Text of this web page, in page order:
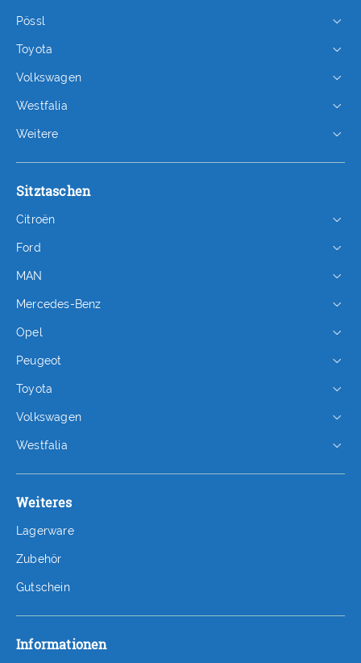
Pössl
Toyota
Volkswagen
Westfalia
Weitere
Sitztaschen
Citroën
Ford
MAN
Mercedes-Benz
Opel
Peugeot
Toyota
Volkswagen
Westfalia
Weiteres
Lagerware
Zubehör
Gutschein
Informationen